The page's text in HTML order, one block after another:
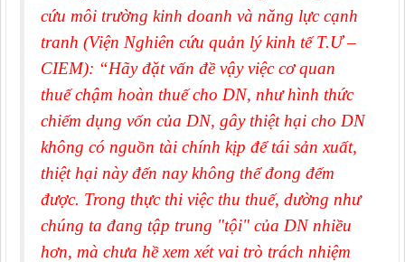
cứu môi trường kinh doanh và năng lực cạnh
tranh (Viện Nghiên cứu quản lý kinh tế T.Ư –
CIEM): “Hãy đặt vấn đề vậy việc cơ quan
thuế chậm hoàn thuế cho DN, như hình thức
chiếm dụng vốn của DN, gây thiệt hại cho DN
không có nguồn tài chính kịp để tái sản xuất,
thiệt hại này đến nay không thể đong đếm
được. Trong thực thi việc thu thuế, dường như
chúng ta đang tập trung "tội" của DN nhiều
hơn, mà chưa hề xem xét vai trò trách nhiệm